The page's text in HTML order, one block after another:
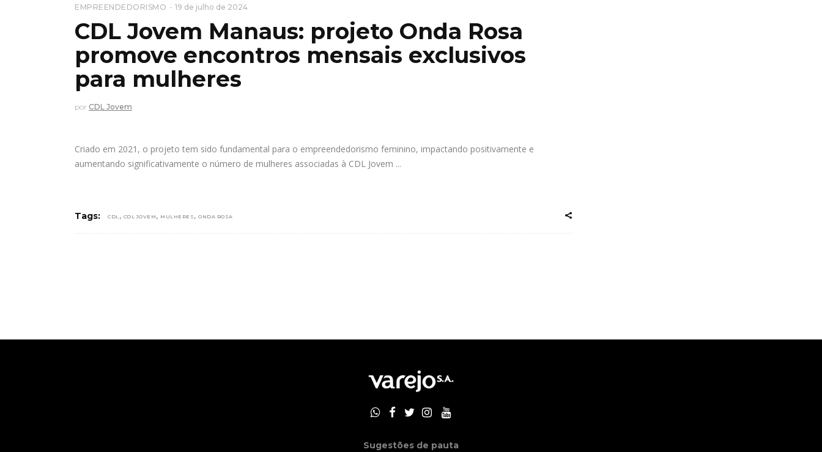
EMPREENDEDORISMO 19 de julho de 2024
CDL Jovem Manaus: projeto Onda Rosa
promove encontros mensais exclusivos
para mulheres
por CDL Jovem
Criado em 2021, o projeto tem sido fundamental para o empreendedorismo feminino, impactando positivamente e
aumentando significativamente o número de mulheres associadas à CDL Jovem
Tags: CDL , CDL JOVEM , MULHERES , ONDA ROSA
Sugestões de pauta